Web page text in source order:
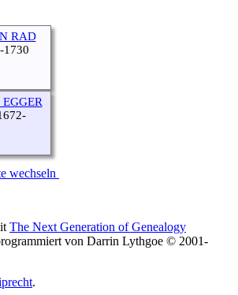
RAD
1730
wechseln
The Next Generation of Genealogy
von Darrin Lythgoe © 2001-
.